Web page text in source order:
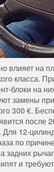
влияет на
класса.
блоки на
замены
300 €.
после
Для 12-
по
задних
и